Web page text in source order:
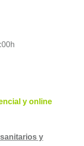
y online
y